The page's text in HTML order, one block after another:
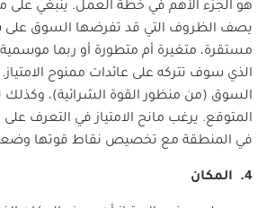
هو الجزء الأهم في خطة العمل. ينبغي على
يصف الظروف التي قد تفرضها السوق
مستقرة، متغيرة أم متطورة أو ربما
الذي سوف تتركه على عائدات ممنوح
السوق (من منظور القوة الشرائية)، وكذلك
المتوقع. يرغب مانح الامتياز في التعرف
في المنطقة مع تخصيص نقاط قوتها
4. المكان